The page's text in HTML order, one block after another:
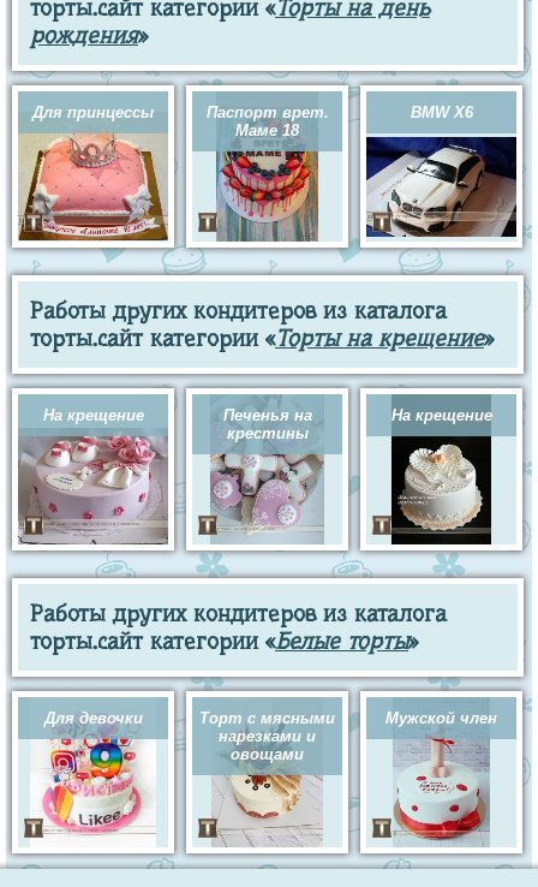
торты.сайт категории «Торты на день
рождения»
Для принцессы
Паспорт врет.
Маме 18
BMW X6
Работы других кондитеров из каталога
торты.сайт категории «Торты на крещение»
На крещение
Печенья на
крестины
На крещение
Работы других кондитеров из каталога
торты.сайт категории «Белые торты»
Для девочки
Торт с мясными
нарезками и
овощами
Мужской член